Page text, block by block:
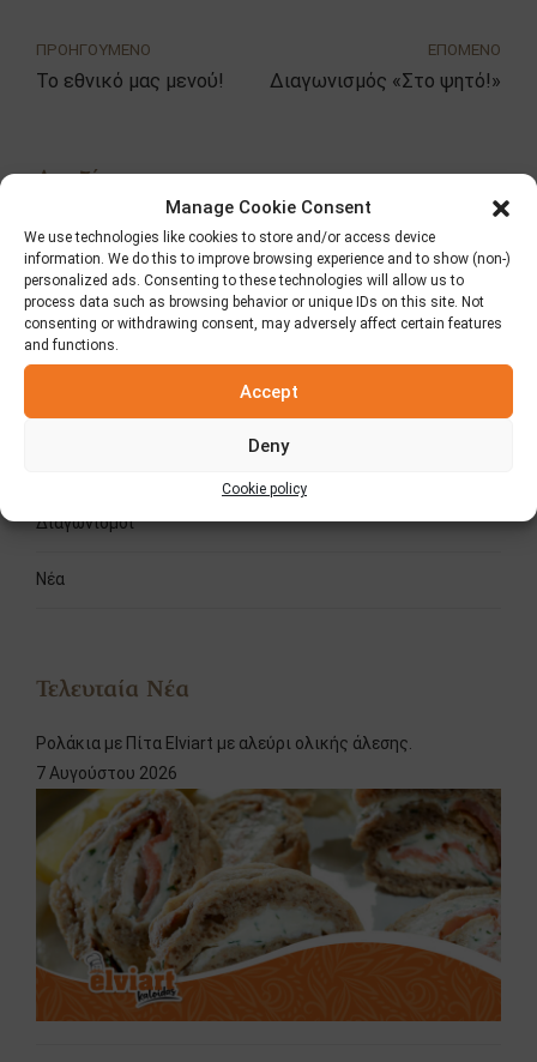
Manage Cookie Consent
We use technologies like cookies to store and/or access device
information. We do this to improve browsing experience and to show (non-)
personalized ads. Consenting to these technologies will allow us to
process data such as browsing behavior or unique IDs on this site. Not
consenting or withdrawing consent, may adversely affect certain features
and functions.
Accept
Deny
Cookie policy
ΠΡΟΗΓΟΥΜΕΝΟ
Το εθνικό μας μενού!
ΕΠΟΜΕΝΟ
Διαγωνισμός «Στο ψητό!»
Αναζήτηση
Κατηγορίες
Διαγωνισμοί
Νέα
Τελευταία Νέα
Ρολάκια με Πίτα Elviart με αλεύρι ολικής άλεσης.
7 Αυγούστου 2026